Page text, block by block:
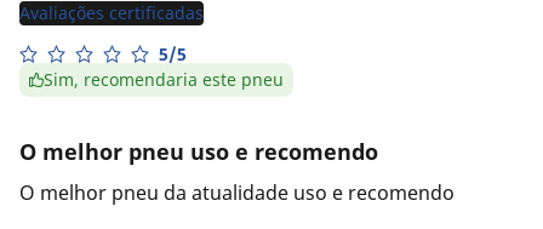
Avaliações certificadas
5/5
Sim, recomendaria este pneu
O melhor pneu uso e recomendo
O melhor pneu da atualidade uso e recomendo